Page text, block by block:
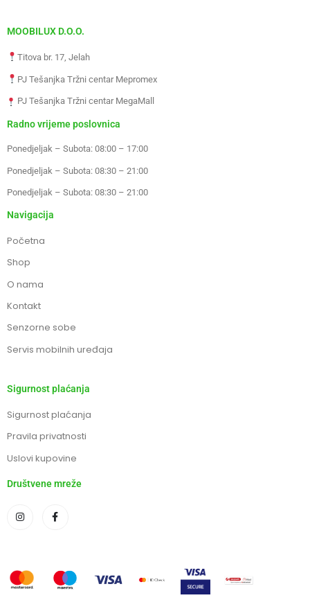
MOOBILUX D.O.O.
Titova br. 17, Jelah
PJ Tešanjka Tržni centar Mepromex
PJ Tešanjka Tržni centar MegaMall
Radno vrijeme poslovnica
Ponedjeljak – Subota: 08:00 – 17:00
Ponedjeljak – Subota: 08:30 – 21:00
Ponedjeljak – Subota: 08:30 – 21:00
Navigacija
Početna
Shop
O nama
Kontakt
Senzorne sobe
Servis mobilnih uređaja
Sigurnost plaćanja
Sigurnost plaćanja
Pravila privatnosti
Uslovi kupovine
Društvene mreže